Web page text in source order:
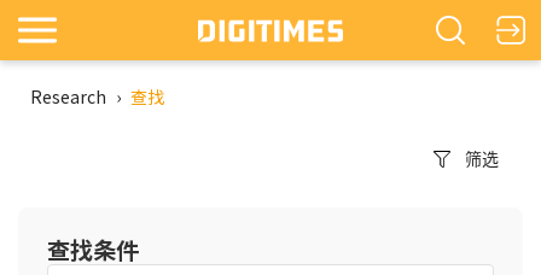
Research › 查找
筛选
查找条件